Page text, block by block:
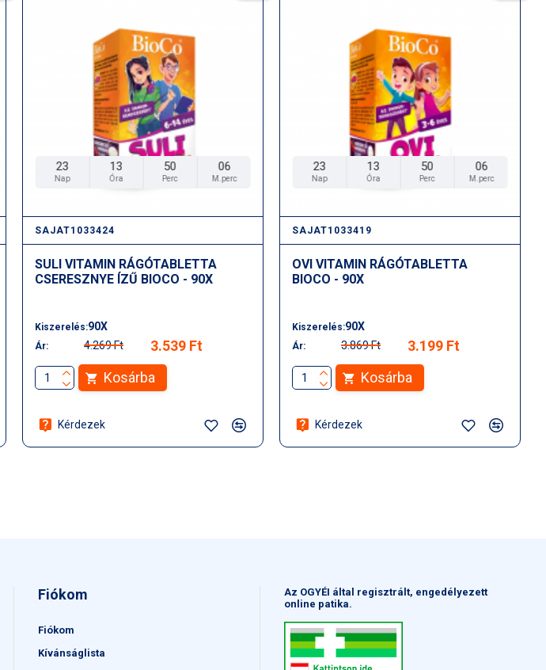
23
Nap
13
Óra
50
Perc
06
M.perc
SAJAT1033424
SULI VITAMIN RÁGÓTABLETTA
CSERESZNYE ÍZŰ BIOCO - 90X
Kiszerelés:90X
Ár: 4.269 Ft
3.539 Ft
Kosárba
Kérdezek
23
Nap
13
Óra
50
Perc
06
M.perc
SAJAT1033419
OVI VITAMIN RÁGÓTABLETTA
BIOCO - 90X
Kiszerelés:90X
Ár: 3.869 Ft
3.199 Ft
Kosárba
Kérdezek
Fiókom
Fiókom
Kívánságlista
Az OGYÉI által regisztrált, engedélyezett
online patika.